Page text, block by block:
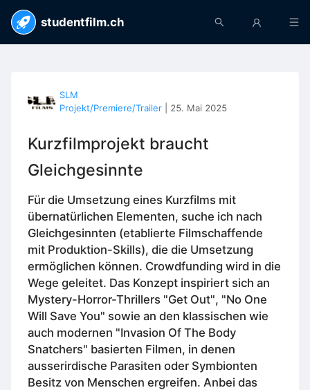
studentfilm.ch
SLM
Projekt/Premiere/Trailer
25. Mai 2025
Kurzfilmprojekt braucht
Gleichgesinnte
Für die Umsetzung eines Kurzfilms mit
übernatürlichen Elementen, suche ich nach
Gleichgesinnten (etablierte Filmschaffende
mit Produktion-Skills), die die Umsetzung
ermöglichen können. Crowdfunding wird in die
Wege geleitet. Das Konzept inspiriert sich an
Mystery-Horror-Thrillers "Get Out", "No One
Will Save You" sowie an den klassischen wie
auch modernen "Invasion Of The Body
Snatchers" basierten Filmen, in denen
ausserirdische Parasiten oder Symbionten
Besitz von Menschen ergreifen. Anbei das